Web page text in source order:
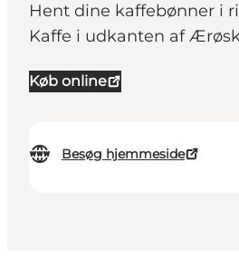
Hent dine kaffebønner i
Kaffe i udkanten af
Køb online
Besøg hjemmeside